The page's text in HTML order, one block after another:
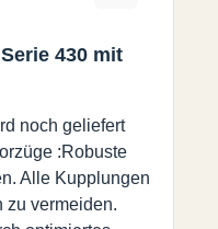
430 mit
noch geliefert
:Robuste
Alle Kupplungen
zu vermeiden.